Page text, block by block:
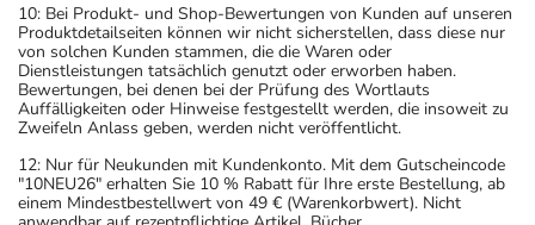
10: Bei Produkt- und Shop-Bewertungen von Kunden auf unseren
Produktdetailseiten können wir nicht sicherstellen, dass diese nur
von solchen Kunden stammen, die die Waren oder
Dienstleistungen tatsächlich genutzt oder erworben haben.
Bewertungen, bei denen bei der Prüfung des Wortlauts
Auffälligkeiten oder Hinweise festgestellt werden, die insoweit zu
Zweifeln Anlass geben, werden nicht veröffentlicht.
12: Nur für Neukunden mit Kundenkonto. Mit dem Gutscheincode
"10NEU26" erhalten Sie 10 % Rabatt für Ihre erste Bestellung, ab
einem Mindestbestellwert von 49 € (Warenkorbwert). Nicht